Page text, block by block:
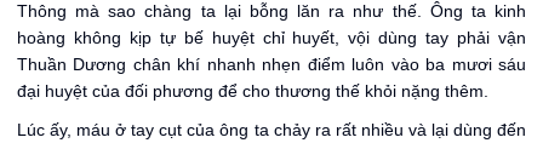
Thông mà sao chàng ta lại bỗng lăn ra như thế. Ông ta kinh
hoàng không kịp tự bế huyệt chỉ huyết, vội dùng tay phải vận
Thuần Dương chân khí nhanh nhẹn điểm luôn vào ba mươi sáu
đại huyệt của đối phương để cho thương thế khỏi nặng thêm.
Lúc ấy, máu ở tay cụt của ông ta chảy ra rất nhiều và lại dùng đến